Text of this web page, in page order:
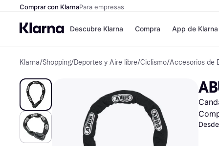
Comprar con KlarnaPara empresas
Descubre Klarna
Formas de
Paga en 3 plazos
Paga en 30 días
Financiación
Klarna en Apple
Compra
Tiendas
Zalando Prive
JD Sports
App de Klarna
Klarna/Shopping/Deportes y Aire libre/Ciclismo/Accesorios de